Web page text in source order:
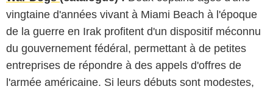
vingtaine d'années vivant à Miami Beach à l'époque
de la guerre en Irak profitent d'un dispositif méconnu
du gouvernement fédéral, permettant à de petites
entreprises de répondre à des appels d'offres de
l'armée américaine. Si leurs débuts sont modestes,